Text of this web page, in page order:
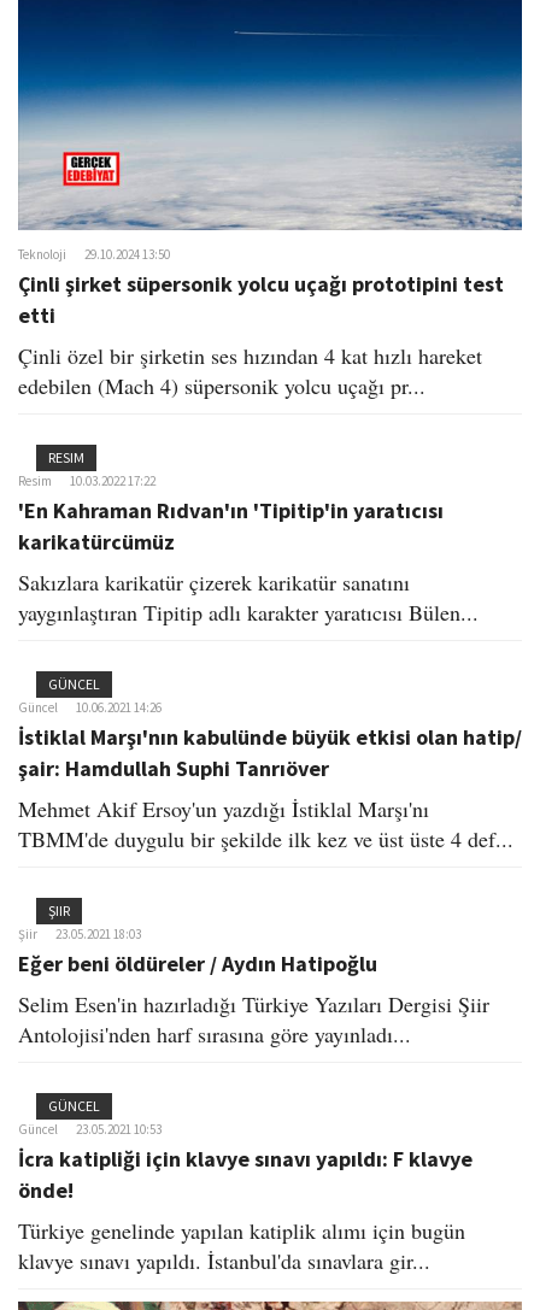
Teknoloji 29.10.2024 13:50
Çinli şirket süpersonik yolcu uçağı prototipini test
etti
Çinli özel bir şirketin ses hızından 4 kat hızlı hareket
edebilen (Mach 4) süpersonik yolcu uçağı pr...
RESIM
Resim 10.03.2022 17:22
'En Kahraman Rıdvan'ın 'Tipitip'in yaratıcısı
karikatürcümüz
Sakızlara karikatür çizerek karikatür sanatını
yaygınlaştıran Tipitip adlı karakter yaratıcısı Bülen...
GÜNCEL
Güncel 10.06.2021 14:26
İstiklal Marşı'nın kabulünde büyük etkisi olan hatip/
şair: Hamdullah Suphi Tanrıöver
Mehmet Akif Ersoy'un yazdığı İstiklal Marşı'nı
TBMM'de duygulu bir şekilde ilk kez ve üst üste 4 def...
ŞIIR
Şiir 23.05.2021 18:03
Eğer beni öldüreler / Aydın Hatipoğlu
Selim Esen'in hazırladığı Türkiye Yazıları Dergisi Şiir
Antolojisi'nden harf sırasına göre yayınladı...
GÜNCEL
Güncel 23.05.2021 10:53
İcra katipliği için klavye sınavı yapıldı: F klavye
önde!
Türkiye genelinde yapılan katiplik alımı için bugün
klavye sınavı yapıldı. İstanbul'da sınavlara gir...